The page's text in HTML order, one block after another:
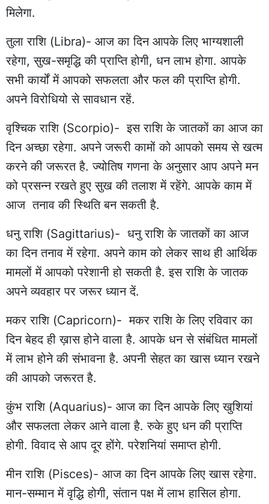
मिलेगा.
तुला राशि (Libra)- आज का दिन आपके लिए भाग्यशाली
रहेगा, सुख-समृद्धि की प्राप्ति होगी, धन लाभ होगा. आपके
सभी कार्यों में आपको सफलता और फल की प्राप्ति होगी.
अपने विरोधियो से सावधान रहें.
वृश्चिक राशि (Scorpio)- इस राशि के जातकों का आज का
दिन अच्छा रहेगा. अपने जरूरी कामों को आपको समय से खत्म
करने की जरूरत है. ज्योतिष गणना के अनुसार आप अपने मन
को प्रसन्न रखते हुए सुख की तलाश में रहेंगे. आपके काम में
आज तनाव की स्थिति बन सकती है.
धनु राशि (Sagittarius)- धनु राशि के जातकों का आज
का दिन तनाव में रहेगा. अपने काम को लेकर साथ ही आर्थिक
मामलों में आपको परेशानी हो सकती है. इस राशि के जातक
अपने व्यवहार पर जरूर ध्यान दें.
मकर राशि (Capricorn)- मकर राशि के लिए रविवार का
दिन बेहद ही ख़ास होने वाला है. आपके धन से संबंधित मामलों
में लाभ होने की संभावना है. अपनी सेहत का खास ध्यान रखने
की आपको जरूरत है.
कुंभ राशि (Aquarius)- आज का दिन आपके लिए खुशियां
और सफलता लेकर आने वाला है. रुके हुए धन की प्राप्ति
होगी. विवाद से आप दूर होंगे. परेशनियां समाप्त होगी.
मीन राशि (Pisces)- आज का दिन आपके लिए खास रहेगा.
मान-सम्मान में वृद्धि होगी, संतान पक्ष में लाभ हासिल होगा.